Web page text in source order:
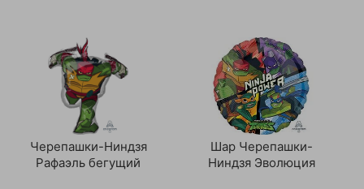
Черепашки-Ниндзя
Рафаэль бегущий
Шар Черепашки-
Ниндзя Эволюция